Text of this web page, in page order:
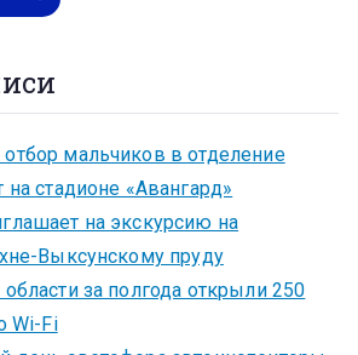
мальчиков в отделение
стадионе «Авангард»
на экскурсию на
Выксунскому пруду
за полгода открыли 250
Wi-Fi